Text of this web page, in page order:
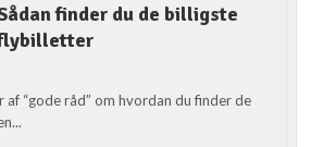
finder du de billigste
“gode råd” om hvordan du finder de